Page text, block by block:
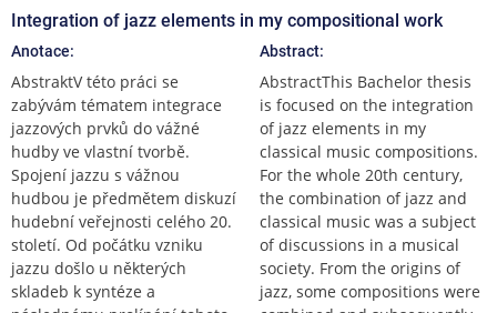
Integration of jazz elements in my compositional work
Anotace:
AbstraktV této práci se
zabývám tématem integrace
jazzových prvků do vážné
hudby ve vlastní tvorbě.
Spojení jazzu s vážnou
hudbou je předmětem diskuzí
hudební veřejnosti celého 20.
století. Od počátku vzniku
jazzu došlo u některých
skladeb k syntéze a
Abstract:
AbstractThis Bachelor thesis
is focused on the integration
of jazz elements in my
classical music compositions.
For the whole 20th century,
the combination of jazz and
classical music was a subject
of discussions in a musical
society. From the origins of
jazz, some compositions were